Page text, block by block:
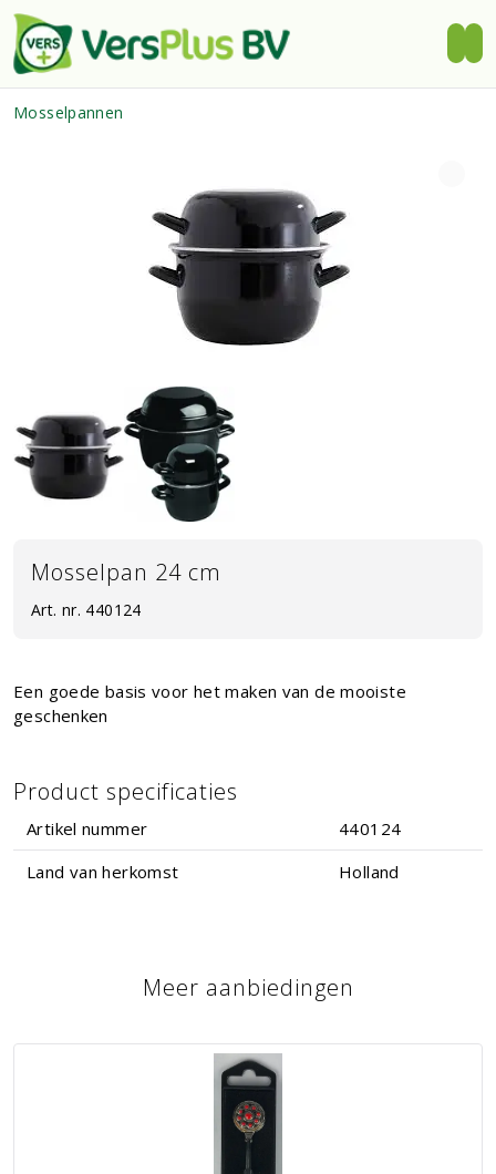
Mosselpannen
Mosselpan 24 cm
Art. nr. 440124
Een goede basis voor het maken van de mooiste
geschenken
Product specificaties
Artikel nummer
440124
Land van herkomst
Holland
Meer aanbiedingen